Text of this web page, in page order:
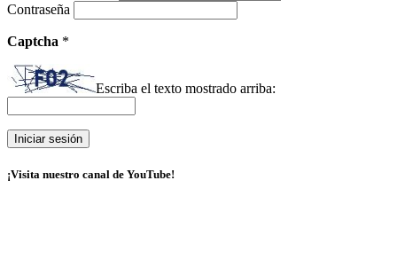
Contraseña
Captcha *
Escriba el texto mostrado arriba:
¡Visita nuestro canal de YouTube!